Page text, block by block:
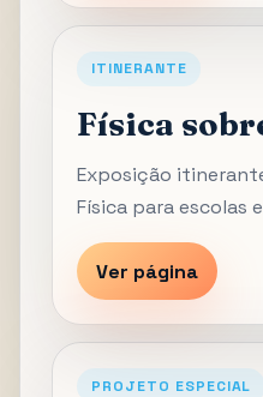
ITINERANTE
Física
Exposição
Física para escolas
Ver página
PROJETO ESPECIAL